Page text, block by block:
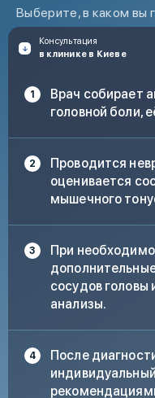
Усиление боли
Головная боль, не
анальгетиками
Выберите, в каком вы
Консультация
в клинике в Киеве
Врач собирает
головной боли,
Проводится
оценивается
мышечного
При
сосудов головы
анализы.
После